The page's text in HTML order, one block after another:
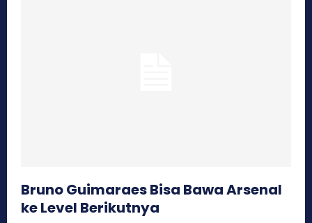
Bruno Guimaraes Bisa Bawa Arsenal
ke Level Berikutnya